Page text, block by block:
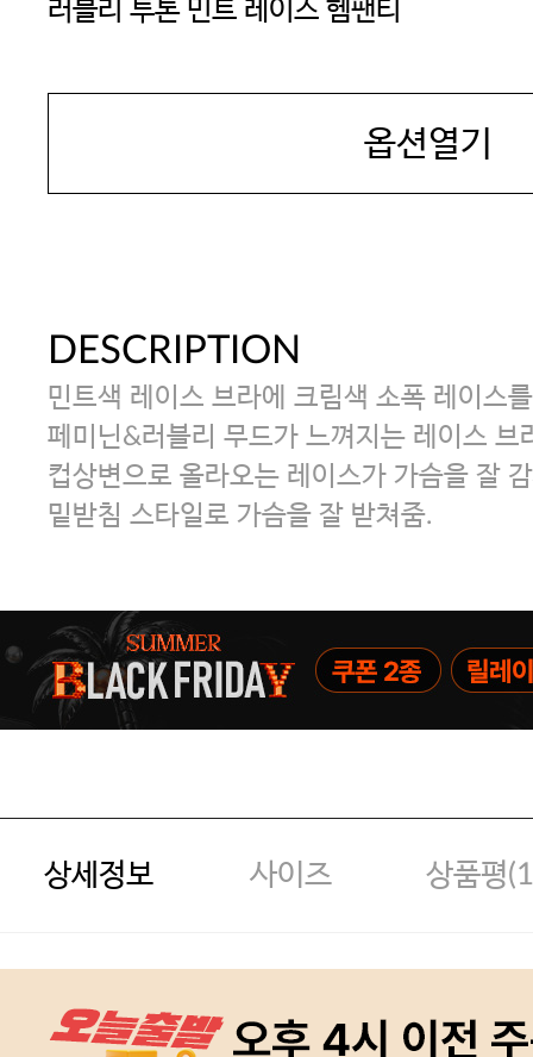
러블리 투톤 민트 레이스 헴팬티
옵션열기
DESCRIPTION
민트색 레이스 브라에 크림색 소폭 레이스
페미닌&러블리 무드가 느껴지는 레이스 브
컵상변으로 올라오는 레이스가 가슴을 잘
밑받침 스타일로 가슴을 잘 받쳐줌.
상세정보 사이즈 상품평(1